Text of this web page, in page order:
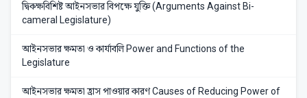
দ্বিকক্ষবিশিষ্ট আইনসভার বিপক্ষে যুক্তি (Arguments Against Bi-
cameral Legislature)
আইনসভার ক্ষমতা ও কার্যাবলি Power and Functions of the
Legislature
আইনসভার ক্ষমতা হ্রাস পাওয়ার কারণ Causes of Reducing Power of